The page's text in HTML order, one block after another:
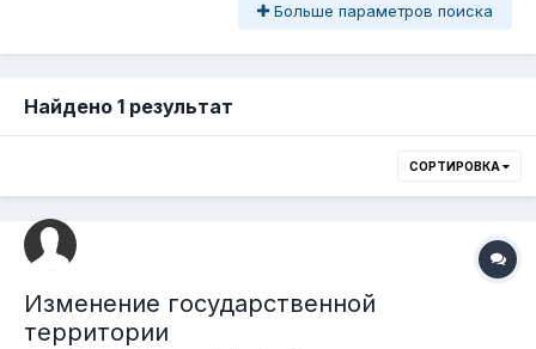
Больше параметров поиска
Найдено 1 результат
СОРТИРОВКА
Изменение государственной
территории